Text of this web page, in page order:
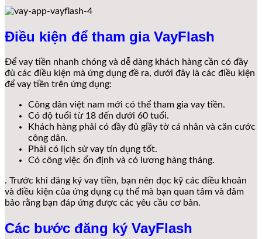
Điều kiện để tham gia VayFlash
Để vay tiền nhanh chóng và dễ dàng khách hàng cần có đầy
đủ các điều kiện mà ứng dụng đề ra, dưới đây là các điều kiện
để vay tiền trên ứng dụng:
Công dân việt nam mới có thể tham gia vay tiền.
Có độ tuổi từ 18 đến dưới 60 tuổi.
Khách hàng phải có đầy đủ giầy tờ cá nhân và căn cước
công dân.
Phải có lịch sử vay tín dụng tốt.
Có công việc ổn định và có lương hàng tháng.
. Trước khi đăng ký vay tiền, bạn nên đọc kỹ các điều khoản
và điều kiện của ứng dụng cụ thể mà bạn quan tâm và đảm
bảo rằng bạn đáp ứng được các yêu cầu cơ bản.
Các bước đăng ký VayFlash